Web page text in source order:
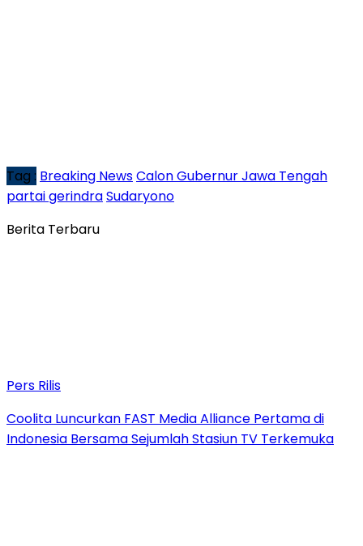
Tag : Breaking NewsCalon Gubernur Jawa Tengah
partai gerindraSudaryono
Berita Terbaru
Pers Rilis
Coolita Luncurkan FAST Media Alliance Pertama di
Indonesia Bersama Sejumlah Stasiun TV Terkemuka